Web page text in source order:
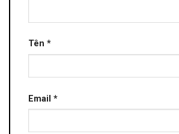
Tên *
Email *